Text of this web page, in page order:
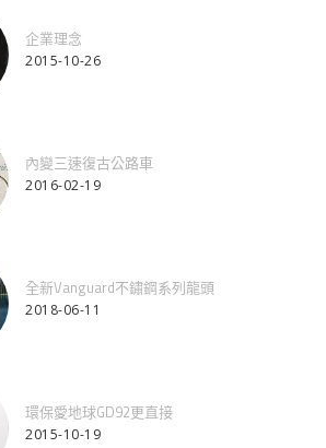
企業理念
2015-10-26
內變三速復古公路車
2016-02-19
全新Vanguard不鏽鋼系列龍頭
2018-06-11
環保愛地球GD92更直接
2015-10-19